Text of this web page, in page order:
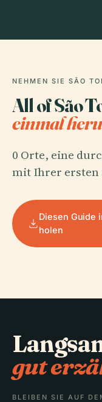
NEHMEN SIE SÃO
All of São
einmal
0 Orte, eine
mit Ihrer ersten
Diesen Guide
holen
gut
BLEIBEN SIE AUF